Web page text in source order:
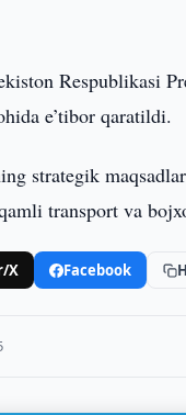
Respublikasi
e’tibor qaratildi.
strategik
transport va
X Facebook